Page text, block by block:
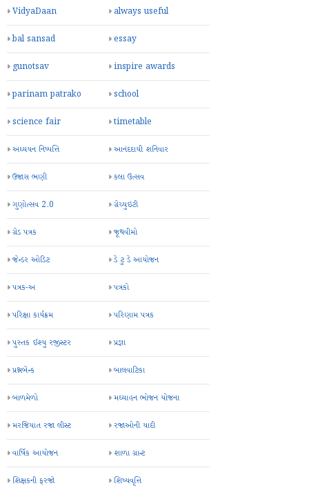
VidyaDaan always useful
bal sansad essay
gunotsav inspire awards
parinam patrako school
science fair timetable
અધ્યયન નિષ્પત્તિ આનંદદાયી શનિવાર
ઉજાસ ભણી કલા ઉત્સવ
ગુણોત્સવ 2.0 ગ્રેચ્યુઇટી
ગ્રેડ પત્રક જૂથવીમો
જેન્ડર ઓડિટ ડે ટુ ડે આયોજન
પત્રક-અ પત્રકો
પરિક્ષા કાર્યક્રમ પરિણામ પત્રક
પુસ્તક ઈશ્યુ રજીસ્ટર પ્રજ્ઞા
પ્રશ્નબેન્ક બાલવાટિકા
બાળમેળો મઘ્યાહન ભોજન યોજના
મરજિયાત રજા લીસ્ટ રજાઓની યાદી
વાર્ષિક આયોજન શાળા ગ્રાન્ટ
શિક્ષકની ફરજો શિષ્યવૃત્તિ